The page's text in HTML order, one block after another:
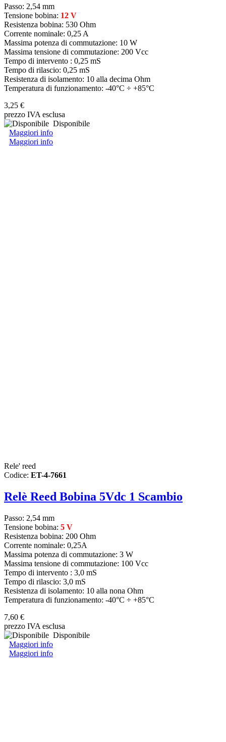
Passo: 2,54 mm
Tensione bobina: 12 V
Resistenza bobina: 530 Ohm
Corrente nominale: 0,25 A
Massima potenza di commutazione: 10 W
Massima tensione di commutazione: 200 Vcc
Tempo di intervento : 0,25 mS
Tempo di rilascio: 0,25 mS
Resistenza di isolamento: 10 alla decima Ohm
Temperatura di funzionamento: -40°C ÷ +85°C
3,25 €
prezzo IVA esclusa
Disponibile
Maggiori info
Maggiori info
Rele' reed
Codice: ET-4-7661
Relè Reed Bobina 5Vdc 1 Scambio
Passo: 2,54 mm
Tensione bobina: 5 V
Resistenza bobina: 200 Ohm
Corrente nominale: 0,25A
Massima potenza di commutazione: 3 W
Massima tensione di commutazione: 100 Vcc
Tempo di intervento : 3,0 mS
Tempo di rilascio: 3,0 mS
Resistenza di isolamento: 10 alla nona Ohm
Temperatura di funzionamento: -40°C ÷ +85°C
7,60 €
prezzo IVA esclusa
Disponibile
Maggiori info
Maggiori info